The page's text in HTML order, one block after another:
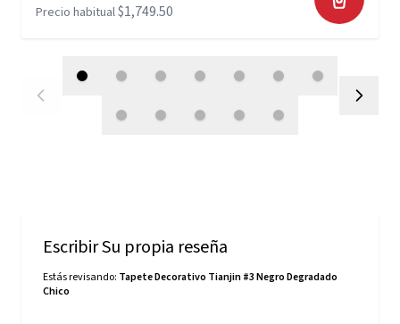
Precio habitual$1,749.50
Escribir Su propia reseña
Estás revisando: Tapete Decorativo Tianjin #3 Negro Degradado
Chico